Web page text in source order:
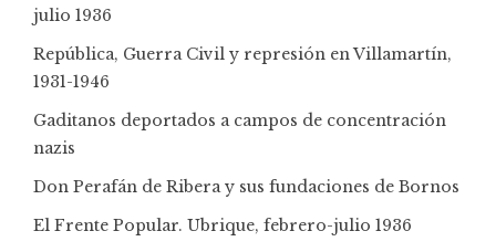
julio 1936
República, Guerra Civil y represión en Villamartín,
1931-1946
Gaditanos deportados a campos de concentración
nazis
Don Perafán de Ribera y sus fundaciones de Bornos
El Frente Popular. Ubrique, febrero-julio 1936